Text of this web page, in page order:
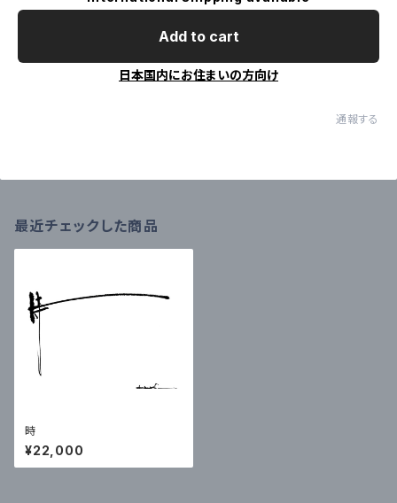
Add to cart
日本国内にお住まいの方向け
通報する
最近チェックした商品
時
¥22,000